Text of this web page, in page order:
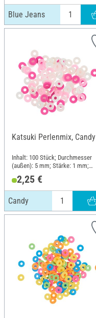
Blue Jeans
Katsuki Perlenmix, Candy
Inhalt: 100 Stück; Durchmesser
(außen): 5 mm; Stärke: 1 mm;
2,25 €
Candy